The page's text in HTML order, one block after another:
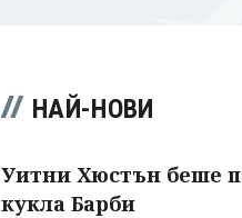
НАЙ-НОВИ
Уитни Хюстън беше
кукла Барби